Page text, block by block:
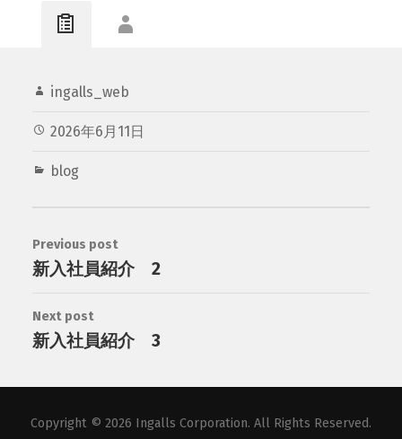
ingalls_web
2026年6月11日
blog
Previous post
新入社員紹介 2
Next post
新入社員紹介 3
Copyright © 2026 Ingalls Corporation. All Rights Reserved.